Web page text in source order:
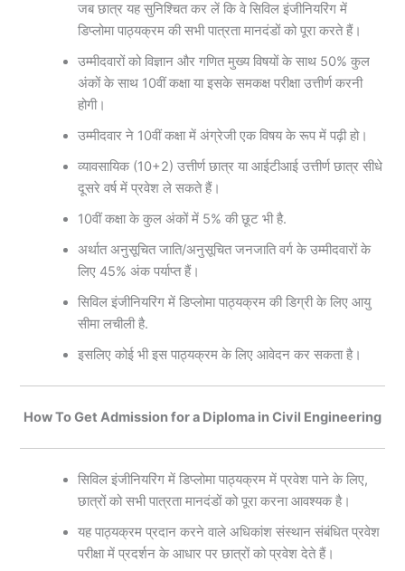
जब छात्र यह सुनिश्चित कर लें कि वे सिविल इंजीनियरिंग में
डिप्लोमा पाठ्यक्रम की सभी पात्रता मानदंडों को पूरा करते हैं।
उम्मीदवारों को विज्ञान और गणित मुख्य विषयों के साथ 50% कुल
अंकों के साथ 10वीं कक्षा या इसके समकक्ष परीक्षा उत्तीर्ण करनी
होगी।
उम्मीदवार ने 10वीं कक्षा में अंग्रेजी एक विषय के रूप में पढ़ी हो।
व्यावसायिक (10+2) उत्तीर्ण छात्र या आईटीआई उत्तीर्ण छात्र सीधे
दूसरे वर्ष में प्रवेश ले सकते हैं।
10वीं कक्षा के कुल अंकों में 5% की छूट भी है.
अर्थात अनुसूचित जाति/अनुसूचित जनजाति वर्ग के उम्मीदवारों के
लिए 45% अंक पर्याप्त हैं।
सिविल इंजीनियरिंग में डिप्लोमा पाठ्यक्रम की डिग्री के लिए आयु
सीमा लचीली है.
इसलिए कोई भी इस पाठ्यक्रम के लिए आवेदन कर सकता है।
How To Get Admission for a Diploma in Civil Engineering
सिविल इंजीनियरिंग में डिप्लोमा पाठ्यक्रम में प्रवेश पाने के लिए,
छात्रों को सभी पात्रता मानदंडों को पूरा करना आवश्यक है।
यह पाठ्यक्रम प्रदान करने वाले अधिकांश संस्थान संबंधित प्रवेश
परीक्षा में प्रदर्शन के आधार पर छात्रों को प्रवेश देते हैं।